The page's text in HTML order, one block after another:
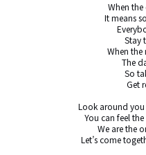
When
It means
Stay
When
The
So
Get
Look around
You can feel
We are the
Let’s come